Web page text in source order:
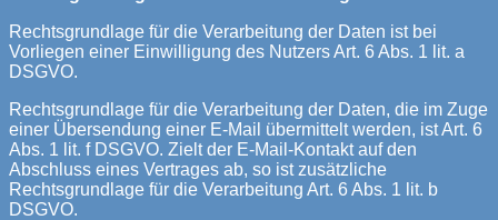
Rechtsgrundlage für die Verarbeitung der Daten ist bei
Vorliegen einer Einwilligung des Nutzers Art. 6 Abs. 1 lit. a
DSGVO.
Rechtsgrundlage für die Verarbeitung der Daten, die im Zuge
einer Übersendung einer E-Mail übermittelt werden, ist Art. 6
Abs. 1 lit. f DSGVO. Zielt der E-Mail-Kontakt auf den
Abschluss eines Vertrages ab, so ist zusätzliche
Rechtsgrundlage für die Verarbeitung Art. 6 Abs. 1 lit. b
DSGVO.